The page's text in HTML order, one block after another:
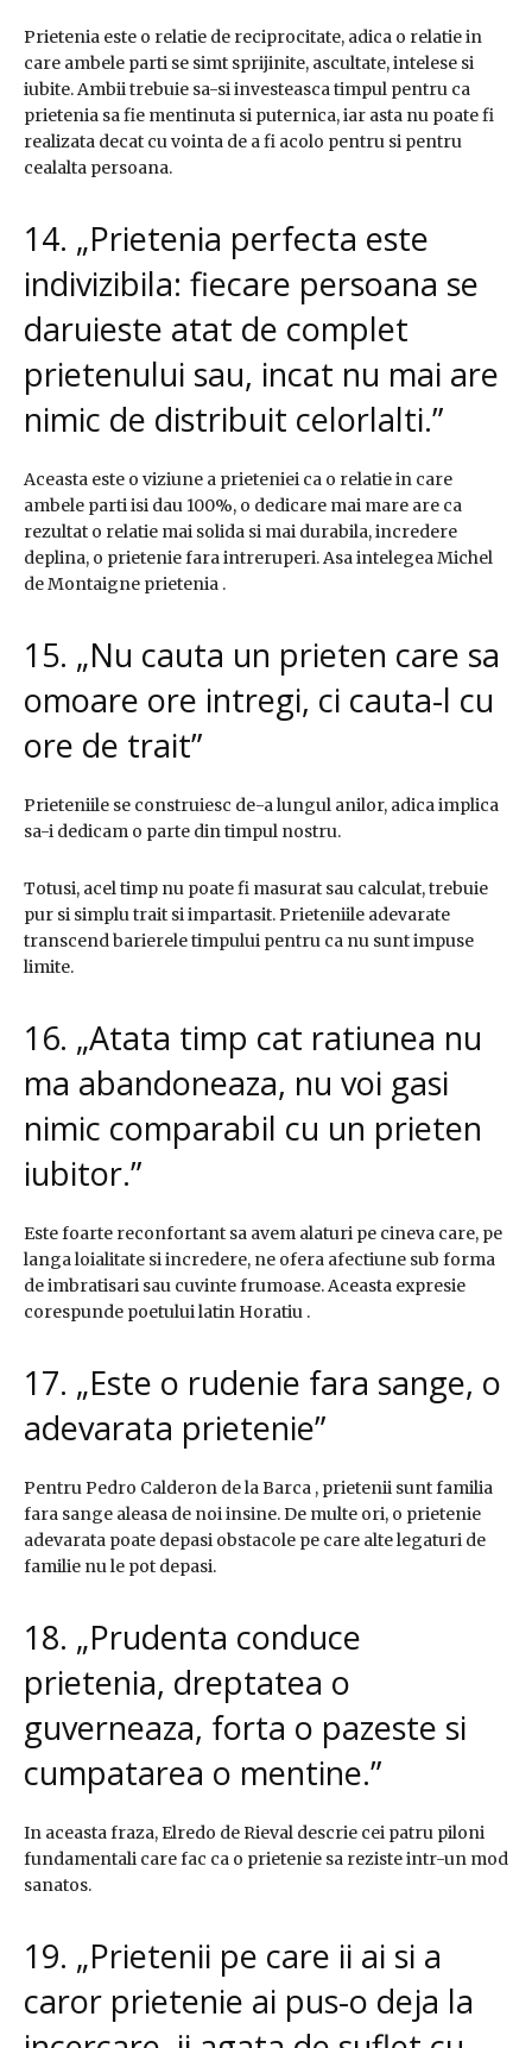
Prietenia este o relatie de reciprocitate, adica o relatie in
care ambele parti se simt sprijinite, ascultate, intelese si
iubite. Ambii trebuie sa-si investeasca timpul pentru ca
prietenia sa fie mentinuta si puternica, iar asta nu poate fi
realizata decat cu vointa de a fi acolo pentru si pentru
cealalta persoana.
14. „Prietenia perfecta este
indivizibila: fiecare persoana se
daruieste atat de complet
prietenului sau, incat nu mai are
nimic de distribuit celorlalti.”
Aceasta este o viziune a prieteniei ca o relatie in care
ambele parti isi dau 100%, o dedicare mai mare are ca
rezultat o relatie mai solida si mai durabila, incredere
deplina, o prietenie fara intreruperi. Asa intelegea Michel
de Montaigne prietenia .
15. „Nu cauta un prieten care sa
omoare ore intregi, ci cauta-l cu
ore de trait”
Prieteniile se construiesc de-a lungul anilor, adica implica
sa-i dedicam o parte din timpul nostru.
Totusi, acel timp nu poate fi masurat sau calculat, trebuie
pur si simplu trait si impartasit. Prieteniile adevarate
transcend barierele timpului pentru ca nu sunt impuse
limite.
16. „Atata timp cat ratiunea nu
ma abandoneaza, nu voi gasi
nimic comparabil cu un prieten
iubitor.”
Este foarte reconfortant sa avem alaturi pe cineva care, pe
langa loialitate si incredere, ne ofera afectiune sub forma
de imbratisari sau cuvinte frumoase. Aceasta expresie
corespunde poetului latin Horatiu .
17. „Este o rudenie fara sange, o
adevarata prietenie”
Pentru Pedro Calderon de la Barca , prietenii sunt familia
fara sange aleasa de noi insine. De multe ori, o prietenie
adevarata poate depasi obstacole pe care alte legaturi de
familie nu le pot depasi.
18. „Prudenta conduce
prietenia, dreptatea o
guverneaza, forta o pazeste si
cumpatarea o mentine.”
In aceasta fraza, Elredo de Rieval descrie cei patru piloni
fundamentali care fac ca o prietenie sa reziste intr-un mod
sanatos.
19. „Prietenii pe care ii ai si a
caror prietenie ai pus-o deja la